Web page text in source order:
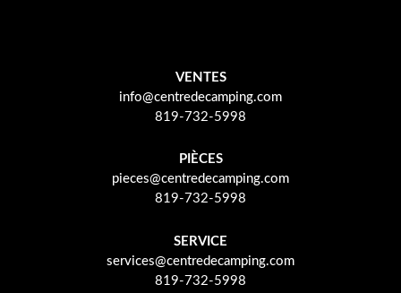
VENTES
info@centredecamping.com
819-732-5998
PIÈCES
pieces@centredecamping.com
819-732-5998
SERVICE
services@centredecamping.com
819-732-5998